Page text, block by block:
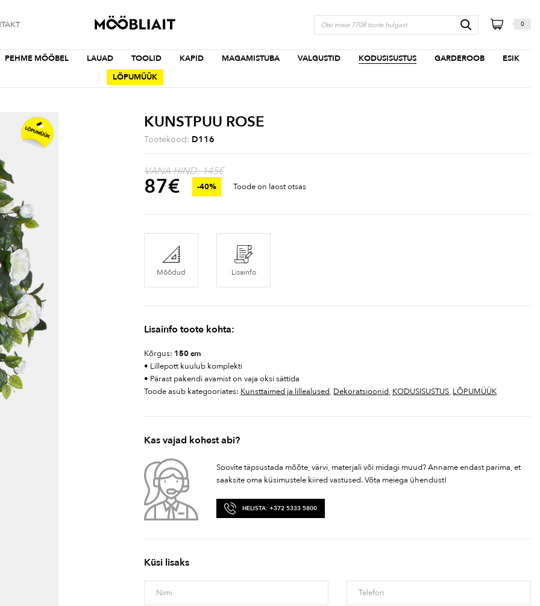
0
PEHME MÖÖBEL LAUAD TOOLID KAPID MAGAMISTUBA VALGUSTID KODUSISUSTUS GARDEROOB
ESIK
LÕPUMÜÜK
KUNSTPUU ROSE
Tootekood: D116
VANA HIND: 145€
87€ -40% Toode on laost otsas
Mõõdud Lisainfo
Lisainfo toote kohta:
Kõrgus: 150 cm
• Lillepott kuulub komplekti
• Pärast pakendi avamist on vaja oksi sättida
Toode asub kategooriates: Kunsttaimed ja lillealused, Dekoratsioonid, KODUSISUSTUS, LÕPUMÜÜK
Kas vajad kohest abi?
Soovite täpsustada mõõte, värvi, materjali või midagi muud? Anname endast parima, et
saaksite oma küsimustele kiired vastused. Võta meiega ühendust!
HELISTA: +372 5333 5800
Küsi lisaks